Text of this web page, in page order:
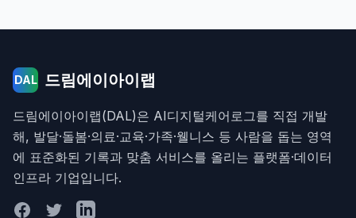
DAL 드림에이아이랩
드림에이아이랩(DAL)은 AI디지털케어로그를 직접 개발
해, 발달·돌봄·의료·교육·가족·웰니스 등 사람을 돕는 영역
에 표준화된 기록과 맞춤 서비스를 올리는 플랫폼·데이터
인프라 기업입니다.
FacebookTwitterLinkedIn